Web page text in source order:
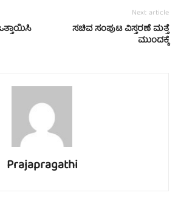
Next article
ಸಚಿವ ಸಂಪುಟ ವಿಸ್ತರಣೆ ಮತ್ತೆ
ಮುಂದಕ್ಕೆ
Prajapragathi